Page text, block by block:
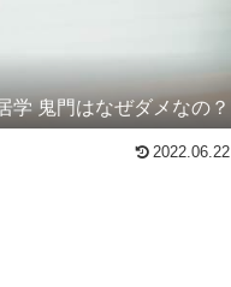
学 鬼門はなぜダメなの？
2022.06.22